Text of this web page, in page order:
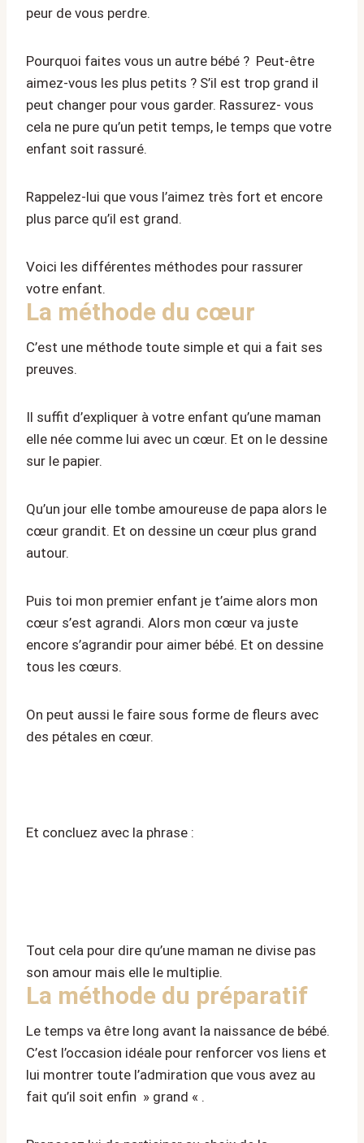
peur de vous perdre.
Pourquoi faites vous un autre bébé ? Peut-être
aimez-vous les plus petits ? S’il est trop grand il
peut changer pour vous garder. Rassurez- vous
cela ne pure qu’un petit temps, le temps que votre
enfant soit rassuré.
Rappelez-lui que vous l’aimez très fort et encore
plus parce qu’il est grand.
Voici les différentes méthodes pour rassurer
votre enfant.
La méthode du cœur
C’est une méthode toute simple et qui a fait ses
preuves.
Il suffit d’expliquer à votre enfant qu’une maman
elle née comme lui avec un cœur. Et on le dessine
sur le papier.
Qu’un jour elle tombe amoureuse de papa alors le
cœur grandit. Et on dessine un cœur plus grand
autour.
Puis toi mon premier enfant je t’aime alors mon
cœur s’est agrandi. Alors mon cœur va juste
encore s’agrandir pour aimer bébé. Et on dessine
tous les cœurs.
On peut aussi le faire sous forme de fleurs avec
des pétales en cœur.
Et concluez avec la phrase :
Tout cela pour dire qu’une maman ne divise pas
son amour mais elle le multiplie.
La méthode du préparatif
Le temps va être long avant la naissance de bébé.
C’est l’occasion idéale pour renforcer vos liens et
lui montrer toute l’admiration que vous avez au
fait qu’il soit enfin » grand « .